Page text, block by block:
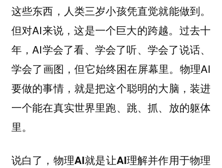
这些东西，人类三岁小孩凭直觉就能做到。
但对AI来说，这是一个巨大的跨越。过去十
年，AI学会了看、学会了听、学会了说话、
学会了画图，但它始终困在屏幕里。物理AI
要做的事情，就是把这个聪明的大脑，装进
一个能在真实世界里跑、跳、抓、放的躯体
里。
说白了，物理AI就是让AI理解并作用于物理